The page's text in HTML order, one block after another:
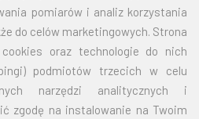
pomiarów i analiz korzystania
do celów marketingowych. Strona
oraz technologie do nich
podmiotów trzecich w celu
narzędzi analitycznych i
zgodę na instalowanie na Twoim
15,38
23,37
31,98